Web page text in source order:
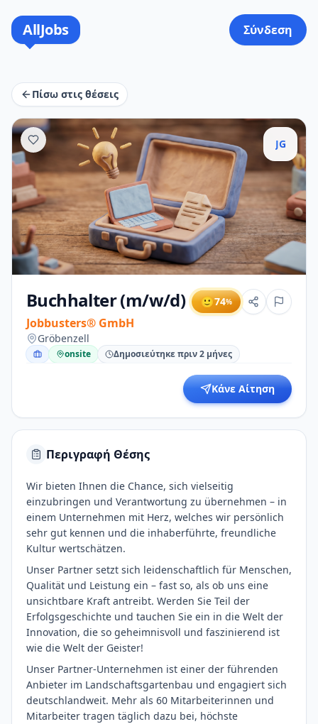
AllJobs Σύνδεση
Πίσω στις θέσεις
JG
Buchhalter (m/w/d)
Jobbusters® GmbH
🙂74%
Gröbenzell
onsite Δημοσιεύτηκε πριν 2 μήνες
Κάνε Αίτηση
Περιγραφή Θέσης
Wir bieten Ihnen die Chance, sich vielseitig
einzubringen und Verantwortung zu übernehmen – in
einem Unternehmen mit Herz, welches wir persönlich
sehr gut kennen und die inhaberführte, freundliche
Kultur wertschätzen.
Unser Partner setzt sich leidenschaftlich für Menschen,
Qualität und Leistung ein – fast so, als ob uns eine
unsichtbare Kraft antreibt. Werden Sie Teil der
Erfolgsgeschichte und tauchen Sie ein in die Welt der
Innovation, die so geheimnisvoll und faszinierend ist
wie die Welt der Geister!
Unser Partner-Unternehmen ist einer der führenden
Anbieter im Landschaftsgartenbau und engagiert sich
deutschlandweit. Mehr als 60 Mitarbeiterinnen und
Mitarbeiter tragen täglich dazu bei, höchste